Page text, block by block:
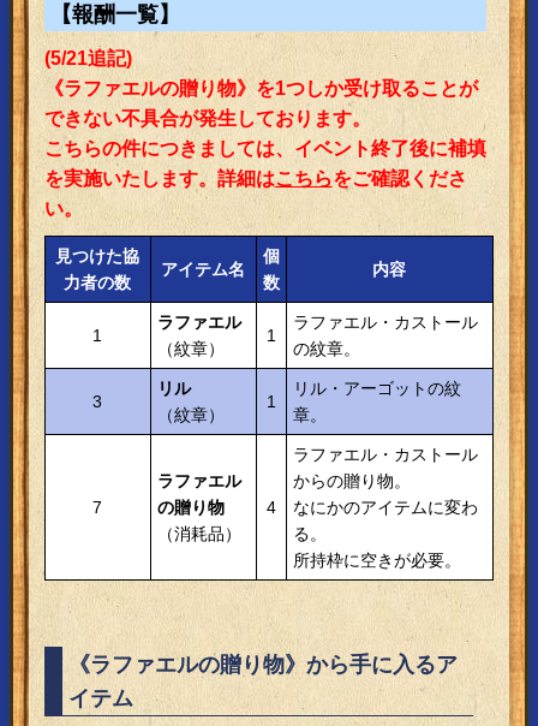
【報酬一覧】
(5/21追記)
《ラファエルの贈り物》を1つしか受け取ることが
できない不具合が発生しております。
こちらの件につきましては、イベント終了後に補填
を実施いたします。詳細はこちらをご確認くださ
い。
見つけた協
力者の数
アイテム名
個
数
内容
1
ラファエル
（紋章）
1
ラファエル・カストール
の紋章。
3
リル
（紋章）
1
リル・アーゴットの紋
章。
7
ラファエル
の贈り物
（消耗品）
4
ラファエル・カストール
からの贈り物。
なにかのアイテムに変わ
る。
所持枠に空きが必要。
《ラファエルの贈り物》から手に入るア
イテム